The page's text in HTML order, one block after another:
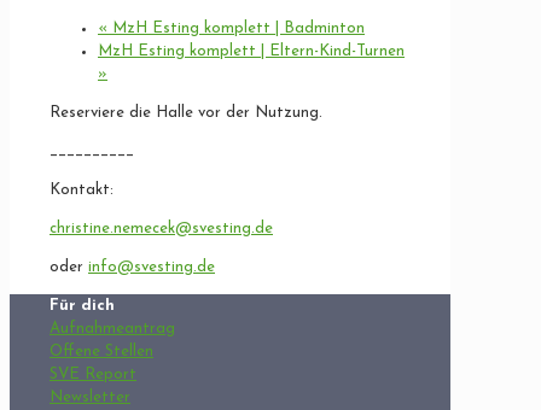
« MzH Esting komplett | Badminton
MzH Esting komplett | Eltern-Kind-Turnen
»
Reserviere die Halle vor der Nutzung.
__________
Kontakt:
christine.nemecek@svesting.de
oder info@svesting.de
Für dich
Aufnahmeantrag
Offene Stellen
SVE Report
Newsletter